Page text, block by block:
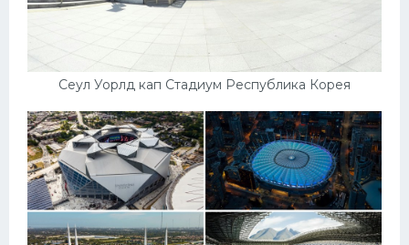
Сеул Уорлд кап Стадиум Республика Корея